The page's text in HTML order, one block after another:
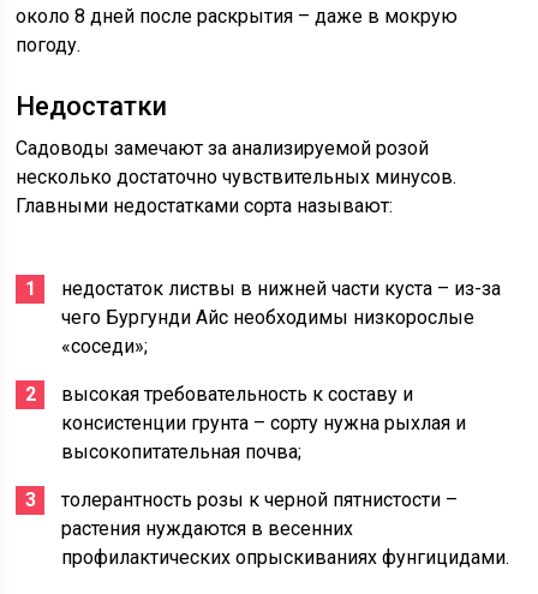
около 8 дней после раскрытия – даже в мокрую
погоду.
Недостатки
Садоводы замечают за анализируемой розой
несколько достаточно чувствительных минусов.
Главными недостатками сорта называют:
недостаток листвы в нижней части куста – из-за
чего Бургунди Айс необходимы низкорослые
«соседи»;
высокая требовательность к составу и
консистенции грунта – сорту нужна рыхлая и
высокопитательная почва;
толерантность розы к черной пятнистости –
растения нуждаются в весенних
профилактических опрыскиваниях фунгицидами.